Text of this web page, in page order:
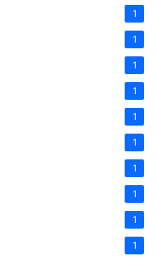
1
1
1
1
1
1
1
1
1
1